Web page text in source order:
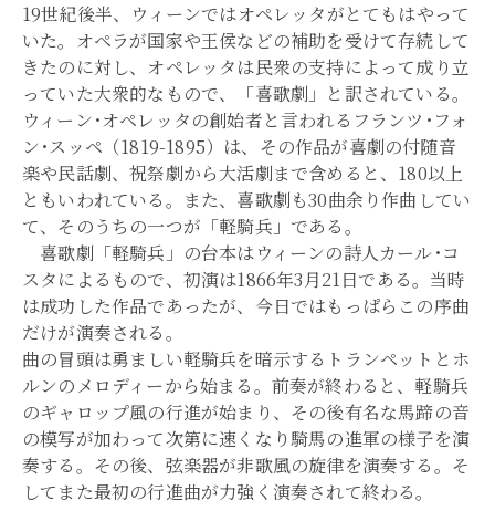
19世紀後半、ウィーンではオペレッタがとてもはやって
いた。オペラが国家や王侯などの補助を受けて存続して
きたのに対し、オペレッタは民衆の支持によって成り立
っていた大衆的なもので、「喜歌劇」と訳されている。
ウィーン･オペレッタの創始者と言われるフランツ･フォ
ン･スッペ（1819-1895）は、その作品が喜劇の付随音
楽や民話劇、祝祭劇から大活劇まで含めると、180以上
ともいわれている。また、喜歌劇も30曲余り作曲してい
て、そのうちの一つが「軽騎兵」である。
喜歌劇「軽騎兵」の台本はウィーンの詩人カール･コ
スタによるもので、初演は1866年3月21日である。当時
は成功した作品であったが、今日ではもっぱらこの序曲
だけが演奏される。
曲の冒頭は勇ましい軽騎兵を暗示するトランペットとホ
ルンのメロディーから始まる。前奏が終わると、軽騎兵
のギャロップ風の行進が始まり、その後有名な馬蹄の音
の模写が加わって次第に速くなり騎馬の進軍の様子を演
奏する。その後、弦楽器が非歌風の旋律を演奏する。そ
してまた最初の行進曲が力強く演奏されて終わる。